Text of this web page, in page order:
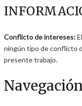
Conflicto de intereses:
ningún tipo de conflicto
presente trabajo.